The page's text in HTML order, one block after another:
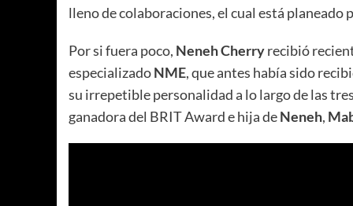
lleno de colaboraciones, el cual está planeado
Por si fuera poco, Neneh Cherryrecibió
especializadoNME, que antes había sido
su irrepetible personalidad a lo largo de las
ganadora del BRIT Award e hija deNeneh,